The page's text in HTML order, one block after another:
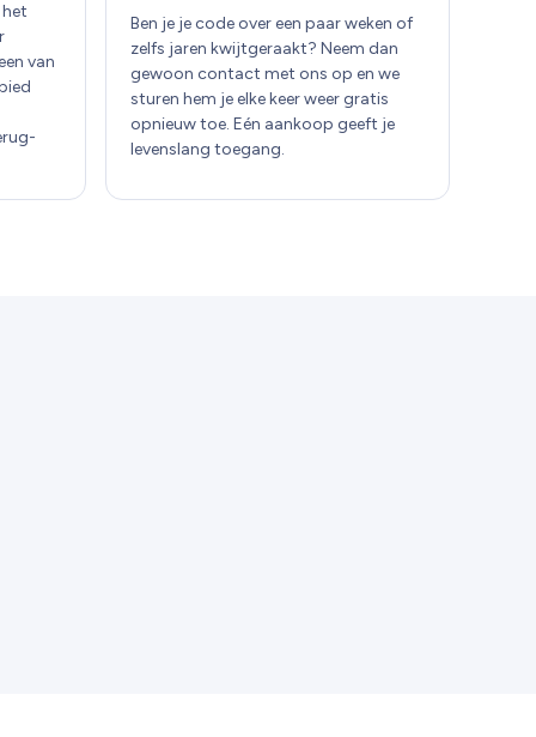
van
Ben je je code over een paar weken of
zelfs jaren kwijtgeraakt? Neem dan
gewoon contact met ons op en we
sturen hem je elke keer weer gratis
opnieuw toe. Eén aankoop geeft je
levenslang toegang.